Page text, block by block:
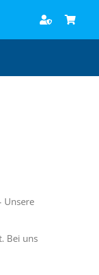
Unsere
Bei uns